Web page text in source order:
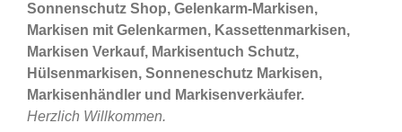
Sonnenschutz Shop, Gelenkarm-Markisen,
Markisen mit Gelenkarmen, Kassettenmarkisen,
Markisen Verkauf, Markisentuch Schutz,
Hülsenmarkisen, Sonneneschutz Markisen,
Markisenhändler und Markisenverkäufer.
Herzlich Willkommen.